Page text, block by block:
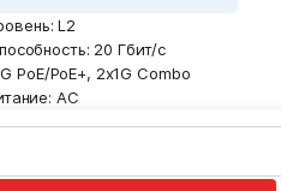
L2
20 Гбит/с
PoE/PoE+, 2x1G Combo
AC